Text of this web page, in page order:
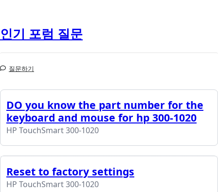
인기 포럼 질문
질문하기
DO you know the part number for the
keyboard and mouse for hp 300-1020
HP TouchSmart 300-1020
Reset to factory settings
HP TouchSmart 300-1020